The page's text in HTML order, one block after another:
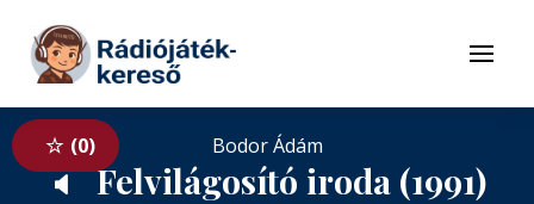
Tovább a tartalomhoz
Menü
0 Bodor Ádám
🔈 Felvilágosító iroda (1991)